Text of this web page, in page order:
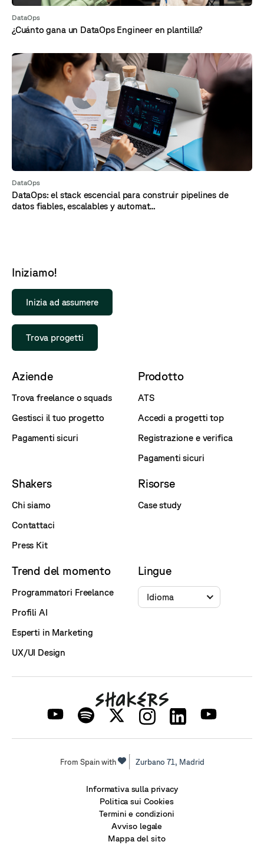
DataOps
¿Cuánto gana un DataOps Engineer en plantilla?
DataOps
DataOps: el stack escencial para construir pipelines de
datos fiables, escalables y automat...
Iniziamo!
Inizia ad assumere
Trova progetti
Aziende
Trova freelance o squads
Gestisci il tuo progetto
Pagamenti sicuri
Prodotto
ATS
Accedi a progetti top
Registrazione e verifica
Pagamenti sicuri
Shakers
Chi siamo
Contattaci
Press Kit
Risorse
Case study
Trend del momento
Programmatori Freelance
Profili AI
Esperti in Marketing
UX/UI Design
Lingue
Idioma
From Spain with Zurbano 71, Madrid
Informativa sulla privacy
Politica sui Cookies
Termini e condizioni
Avviso legale
Mappa del sito